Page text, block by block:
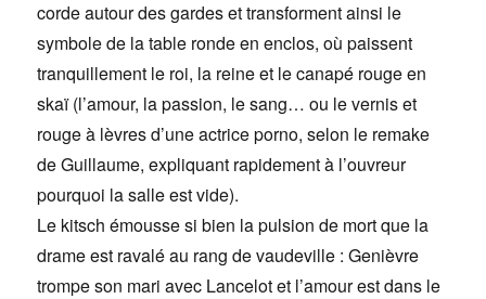
corde autour des gardes et transforment ainsi le
symbole de la table ronde en enclos, où paissent
tranquillement le roi, la reine et le canapé rouge en
skaï (l’amour, la passion, le sang… ou le vernis et
rouge à lèvres d’une actrice porno, selon le remake
de Guillaume, expliquant rapidement à l’ouvreur
pourquoi la salle est vide).
Le kitsch émousse si bien la pulsion de mort que la
drame est ravalé au rang de vaudeville : Genièvre
trompe son mari avec Lancelot et l’amour est dans le